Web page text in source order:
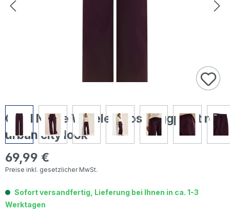
Cecil Neele Wideleg Hose eggplant red
urban city look
Regulärer Preis:
69,99 €
Preise inkl. gesetzlicher MwSt.
Sofort versandfertig, Lieferung bei Ihnen in ca. 1-3
Werktagen